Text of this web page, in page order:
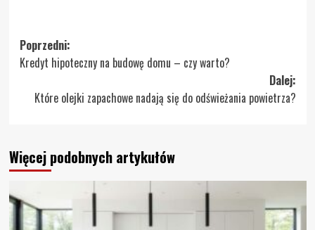
Zobacz
wpisy
Poprzedni:
Kredyt hipoteczny na budowę domu – czy warto?
Dalej:
Które olejki zapachowe nadają się do odświeżania powietrza?
Więcej podobnych artykułów